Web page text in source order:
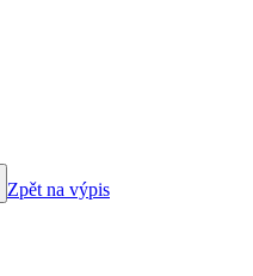
Zpět na výpis